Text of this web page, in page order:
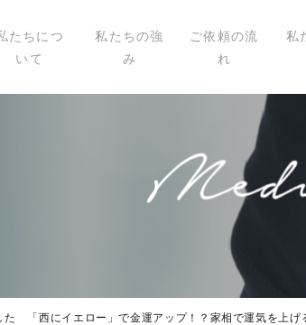
たちにつ
いて
ちについて
プロフィール
私たちの強
み
ご依頼の流
れ
私
た 「西にイエロー」で金運アップ！？家相で運気を上げ